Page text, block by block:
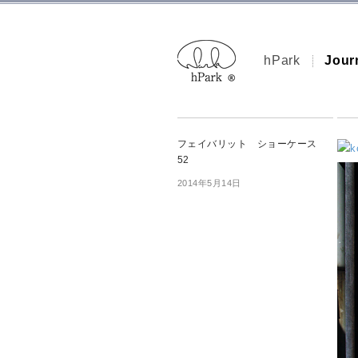
hPark
フェイバリット ショーケース
52
2014年5月14日